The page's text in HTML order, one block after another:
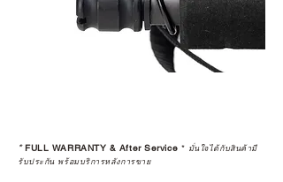
*FULL WARRANTY & After Service * มั่นใจได้กับสินค้ามี
รับประกัน พร้อมบริการหลังการขาย